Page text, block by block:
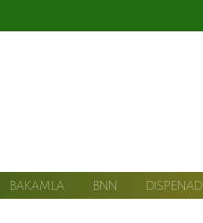
BAKAMLA BNN DISPENAD